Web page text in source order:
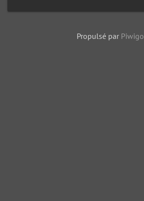
Propulsé par Piwigo